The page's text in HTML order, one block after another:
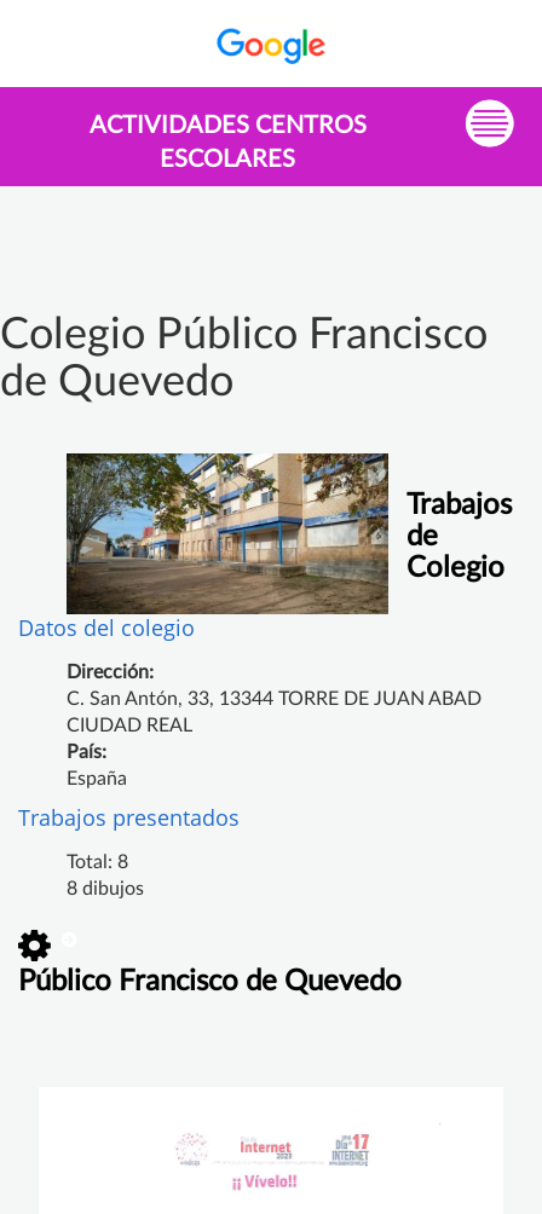
ACTIVIDADES CENTROS
ESCOLARES
Colegio Público Francisco
de Quevedo
Datos del colegio
Dirección:
C. San Antón, 33, 13344 TORRE DE JUAN ABAD
CIUDAD REAL
País:
España
Trabajos presentados
Total: 8
8 dibujos
Trabajos
de
Colegio
Público Francisco de Quevedo